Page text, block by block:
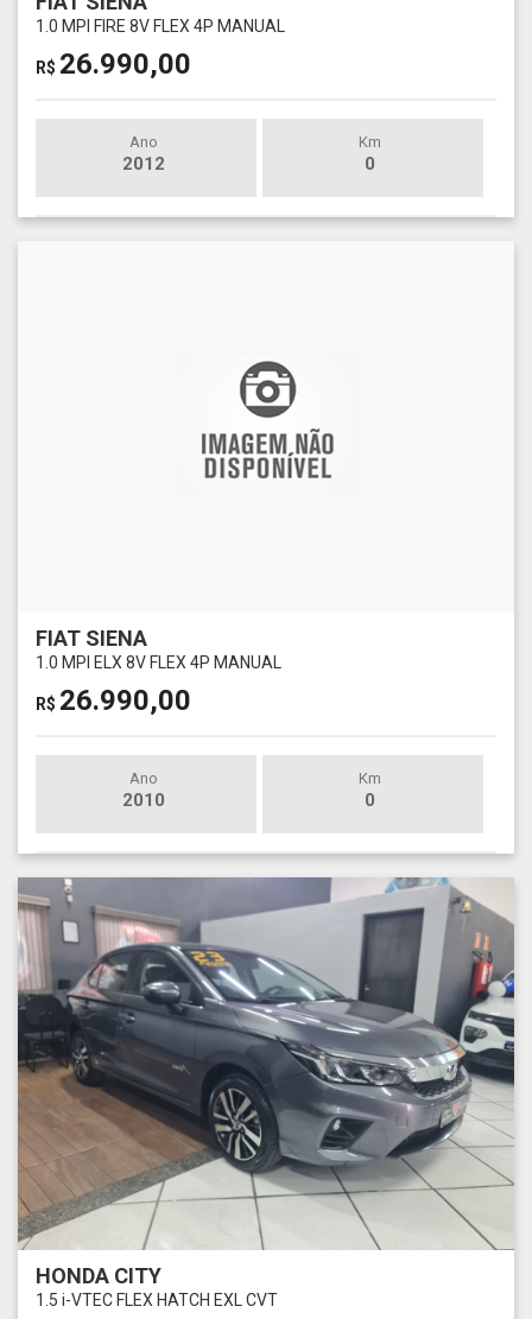
1.0 MPI FIRE 8V FLEX 4P MANUAL
R$ 26.990,00
Ano
2012
Km
0
FIAT SIENA
1.0 MPI ELX 8V FLEX 4P MANUAL
R$ 26.990,00
Ano
2010
Km
0
HONDA CITY
1.5 i-VTEC FLEX HATCH EXL CVT